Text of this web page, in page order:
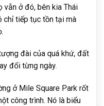
vẫn ở đó, bên kia Thái
chỉ tiếp tục tồn tại mà
đài của quá khứ, đất
đổi từng ngày.
ở Mile Square Park rốt
công trình. Nó là biểu